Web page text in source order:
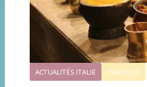
ACTUALITÉS ITALIE PRATIQUE